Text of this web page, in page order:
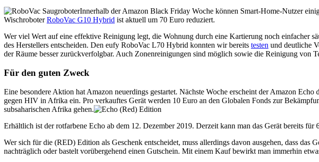
Innerhalb der Amazon Black Friday Woche können Smart-Home-Nutzer
WischroboterRoboVac G10 Hybrid ist aktuell um 70 Euro reduziert.
Wer viel Wert auf eine effektive Reinigung legt, die Wohnung durch eine Kartierung noch einfacher
des Herstellers entscheiden. Den eufy RoboVac L70 Hybrid konnten wir bereits testen und deutliche
der Räume besser zurückverfolgbar. Auch Zonenreinigungen sind möglich sowie die Reinigung von
Für den guten Zweck
Eine besondere Aktion hat Amazon neuerdings gestartet. Nächste Woche erscheint der Amazon
gegen HIV in Afrika ein. Pro verkauftes Gerät werden 10 Euro an den Globalen Fonds zur
subsaharischen Afrika gehen.
Erhältlich ist der rotfarbene Echo ab dem 12. Dezember 2019. Derzeit kann man das Gerät bereits für
Wer sich für die (RED) Edition als Geschenk entscheidet, muss allerdings davon ausgehen, dass
nachträglich oder bastelt vorübergehend einen Gutschein. Mit einem Kauf bewirkt man immerhin